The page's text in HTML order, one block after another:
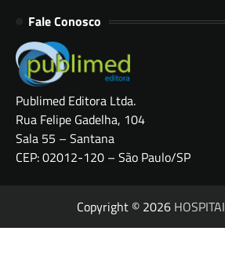
Fale Conosco
Publimed Editora Ltda.
Rua Felipe Gadelha, 104
Sala 55 – Santana
CEP: 02012-120 – São Paulo/SP
Copyright © 2026